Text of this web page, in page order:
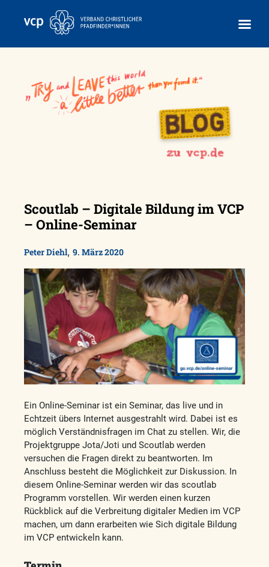
Scoutlab – Digitale Bildung im VCP
– Online-Seminar
Peter Diehl, 9. März 2020
Ein Online-Seminar ist ein Seminar, das live und in
Echtzeit übers Internet ausgestrahlt wird. Dabei ist es
möglich Verständnisfragen im Chat zu stellen. Wir, die
Projektgruppe Jota/Joti und Scoutlab werden
versuchen die Fragen direkt zu beantworten. Im
Anschluss besteht die Möglichkeit zur Diskussion. In
diesem Online-Seminar werden wir das scoutlab
Programm vorstellen. Wir werden einen kurzen
Rückblick auf die Verbreitung digitaler Medien im VCP
machen, um dann erarbeiten wie Sich digitale Bildung
im VCP entwickeln kann.